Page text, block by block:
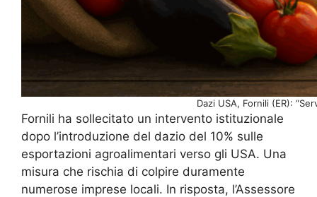
Dazi USA, Fornili (ER):
Fornili ha sollecitato un intervento istituzionale
dopo l’introduzione del dazio del 10% sulle
esportazioni agroalimentari verso gli USA. Una
misura che rischia di colpire duramente
numerose imprese locali. In risposta, l’Assessore